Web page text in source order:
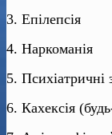
3. Епілепсія
4. Наркоманія
5. Психіатричні
6. Кахексія